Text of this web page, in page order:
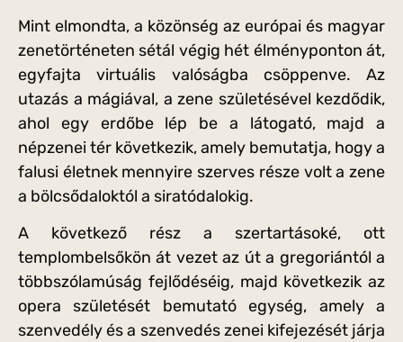
Mint elmondta, a közönség az európai és magyar
zenetörténeten sétál végig hét élményponton át,
egyfajta virtuális valóságba csöppenve. Az
utazás a mágiával, a zene születésével kezdődik,
ahol egy erdőbe lép be a látogató, majd a
népzenei tér következik, amely bemutatja, hogy a
falusi életnek mennyire szerves része volt a zene
a bölcsődaloktól a siratódalokig.
A következő rész a szertartásoké, ott
templombelsőkön át vezet az út a gregoriántól a
többszólamúság fejlődéséig, majd következik az
opera születését bemutató egység, amely a
szenvedély és a szenvedés zenei kifejezését járja